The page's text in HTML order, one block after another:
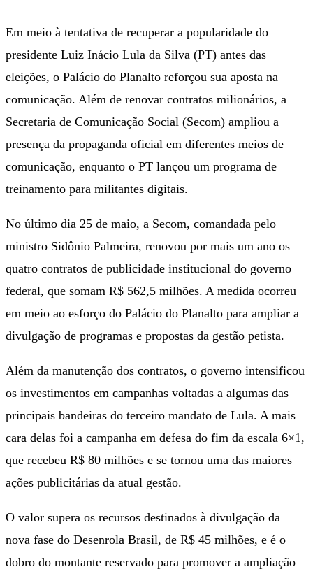
Em meio à tentativa de recuperar a popularidade do
presidente Luiz Inácio Lula da Silva (PT) antes das
eleições, o Palácio do Planalto reforçou sua aposta na
comunicação. Além de renovar contratos milionários, a
Secretaria de Comunicação Social (Secom) ampliou a
presença da propaganda oficial em diferentes meios de
comunicação, enquanto o PT lançou um programa de
treinamento para militantes digitais.
No último dia 25 de maio, a Secom, comandada pelo
ministro Sidônio Palmeira, renovou por mais um ano os
quatro contratos de publicidade institucional do governo
federal, que somam R$ 562,5 milhões. A medida ocorreu
em meio ao esforço do Palácio do Planalto para ampliar a
divulgação de programas e propostas da gestão petista.
Além da manutenção dos contratos, o governo intensificou
os investimentos em campanhas voltadas a algumas das
principais bandeiras do terceiro mandato de Lula. A mais
cara delas foi a campanha em defesa do fim da escala 6×1,
que recebeu R$ 80 milhões e se tornou uma das maiores
ações publicitárias da atual gestão.
O valor supera os recursos destinados à divulgação da
nova fase do Desenrola Brasil, de R$ 45 milhões, e é o
dobro do montante reservado para promover a ampliação